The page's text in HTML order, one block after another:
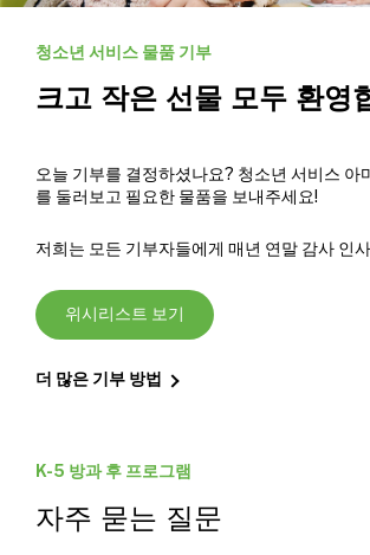
청소년 서비스 물품 기부
크고 작은 선물 모두 환영
오늘 기부를 결정하셨나요? 청소년 서비스 아
를 둘러보고 필요한 물품을 보내주세요!
저희는 모든 기부자들에게 매년 연말 감사 인
위시리스트 보기
더 많은 기부 방법
K-5 방과 후 프로그램
자주 묻는 질문